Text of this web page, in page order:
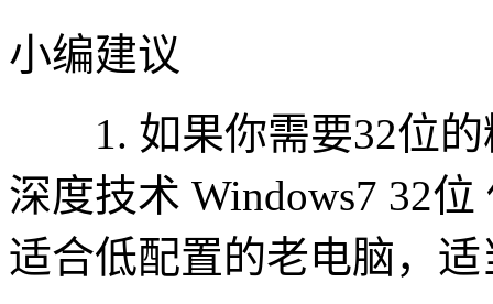
小编建议
1. 如果你需要32位的
深度技术 Windows7 32
适合低配置的老电脑，